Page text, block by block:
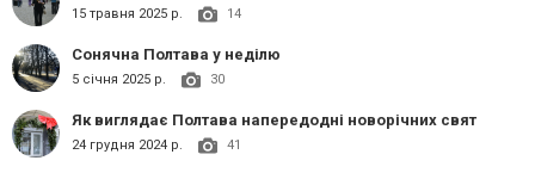
15 травня 2025 р. 14
Сонячна Полтава у неділю
5 січня 2025 р. 30
Як виглядає Полтава напередодні новорічних свят
24 грудня 2024 р. 41